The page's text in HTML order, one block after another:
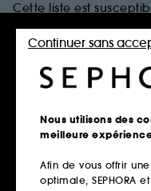
Cette liste est
PARFUMS
Règles de
Parfums
Nous utilisons des
meilleure
Afin de vous offrir
optimale, SEPHORA
Continuer sans